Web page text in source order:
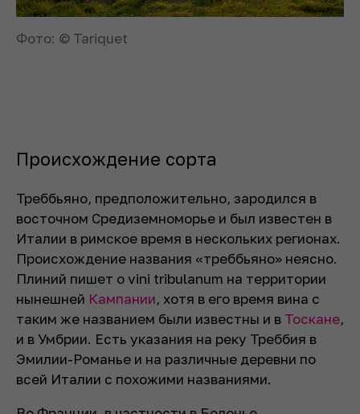
Фото: © Tariquet
Происхождение сорта
Треббьяно, предположительно, зародился в
восточном Средиземноморье и был известен в
Италии в римское время в нескольких регионах.
Происхождение названия «треббьяно» неясно.
Плиний пишет о vini tribulanum на территории
нынешней Кампании, хотя в его время вина с
таким же названием были известны и в Тоскане,
и в Умбрии. Есть указания на реку Треббия в
Эмилии-Романье и на различные деревни по
всей Италии с похожими названиями.